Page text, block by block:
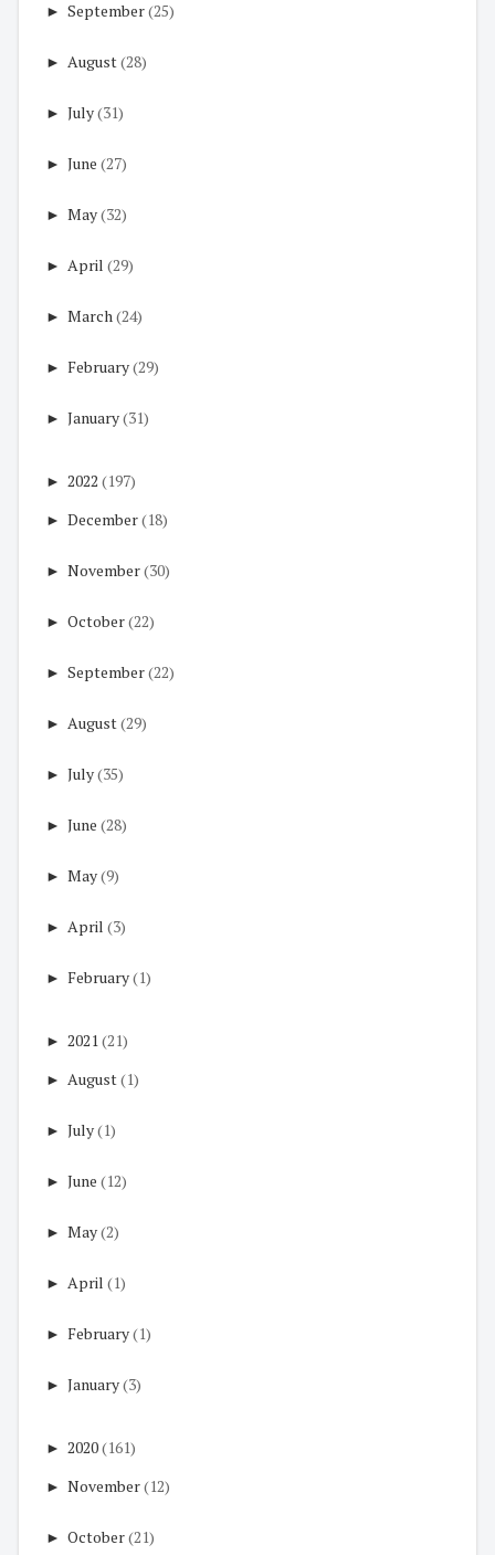
► September(25)
► August(28)
► July(31)
► June (27)
► May(32)
► April (29)
► March(24)
► February(29)
► January(31)
► 2022 (197)
► December(18)
► November(30)
► October(22)
► September(22)
► August(29)
► July(35)
► June (28)
► May(9)
► April (3)
► February(1)
► 2021 (21)
► August(1)
► July(1)
► June (12)
► May(2)
► April (1)
► February(1)
► January(3)
► 2020(161)
► November(12)
► October(21)